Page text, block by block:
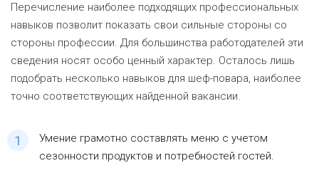
Перечисление наиболее подходящих профессиональных
навыков позволит показать свои сильные стороны со
стороны профессии. Для большинства работодателей эти
сведения носят особо ценный характер. Осталось лишь
подобрать несколько навыков для шеф-повара, наиболее
точно соответствующих найденной вакансии.
Умение грамотно составлять меню с учетом
сезонности продуктов и потребностей гостей.